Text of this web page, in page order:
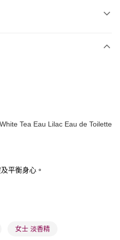
以上免運費
Tea Eau Lilac Eau de Toilette
平衡身心。
女士 淡香精